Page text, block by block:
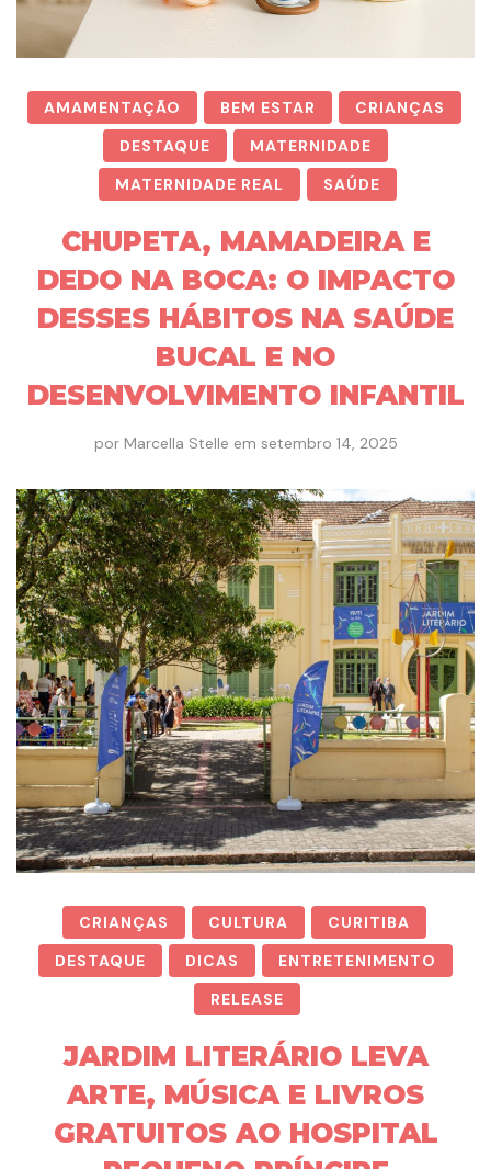
AMAMENTAÇÃO BEM ESTAR
CRIANÇAS
DESTAQUE
MATERNIDADE
MATERNIDADE REAL
SAÚDE
CHUPETA, MAMADEIRA E
DEDO NA BOCA: O IMPACTO
DESSES HÁBITOS NA SAÚDE
BUCAL E NO
DESENVOLVIMENTO INFANTIL
por Marcella Stelle em setembro 14, 2025
CRIANÇAS CULTURA
CURITIBA
DESTAQUE
DICAS
ENTRETENIMENTO
RELEASE
JARDIM LITERÁRIO LEVA
ARTE, MÚSICA E LIVROS
GRATUITOS AO HOSPITAL